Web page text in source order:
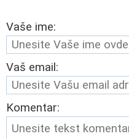
Vaše ime:
Vaš email:
Komentar: